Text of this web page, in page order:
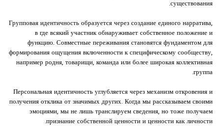
существования.
Групповая идентичность образуется через создание единого нарратива,
в где всякий участник обнаруживает собственное положение и
функцию. Совместные переживания становятся фундаментом для
формирования ощущения включенности к специфическому сообществу,
например родня, товарищи, команда или более широкая коллективная
группа.
Персональная идентичность углубляется через механизм откровения и
получения отклика от значимых других. Когда мы рассказываем своими
эмоциями, мы не лишь транслируем сведения, но тоже получаем
признание собственной ценности и ценности как личности.